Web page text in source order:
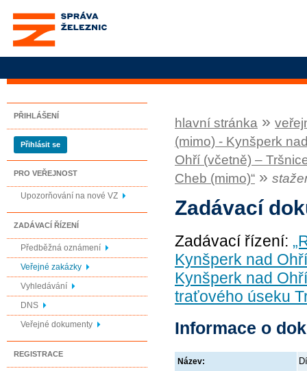
Správa železnic, státní
organizace
PŘIHLÁŠENÍ
Přihlásit se
PRO VEŘEJNOST
Upozorňování na nové VZ
ZADÁVACÍ ŘÍZENÍ
Předběžná oznámení
Veřejné zakázky
Vyhledávání
DNS
Veřejné dokumenty
REGISTRACE
hlavní stránka »
(mimo) - Kynšperk
Ohří (včetně) –
Cheb (mimo)“ »
Zadávací
Zadávací řízení:
Kynšperk nad
Kynšperk nad
traťového úseku
Informace o
Název: